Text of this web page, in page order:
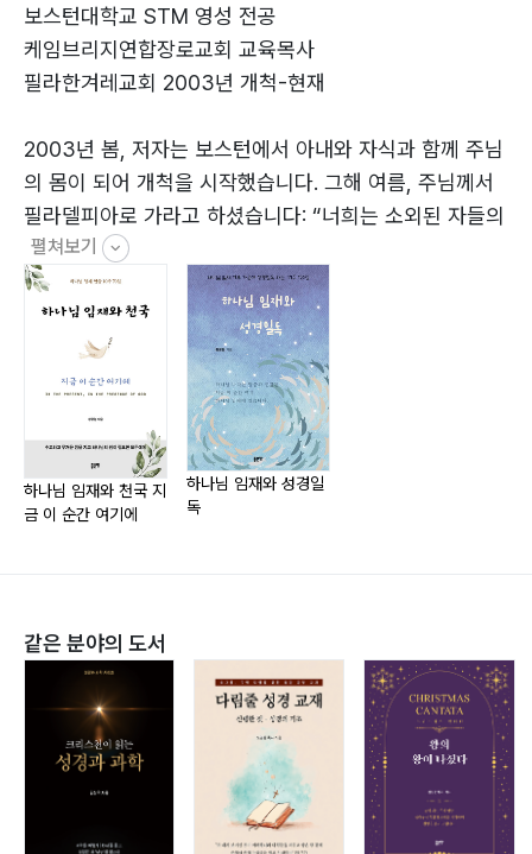
체)과 이 세상의 보이는 것들에 제한되지 않고 완전한 안
식이 있는 지금 이 순간 여기의 천국에서 존재합니다. 우
리는 지금 이 순간 여기에 영원히 현존하시는 하나님 생명
절대안식을 온전히 누립니다.
10주 차 ‌지금 이 순간 여기서 새 하늘과 새 땅을 믿음의
실상으로 간직하고 사는 삶 179
나가면서 198
보스턴대학교 STM 영성 전공
케임브리지연합장로교회 교육목사
필라한겨레교회 2003년 개척-현재
2003년 봄, 저자는 보스턴에서 아내와 자식과 함께 주님
의 몸이 되어 개척을 시작했습니다. 그해 여름, 주님께서
필라델피아로 가라고 하셨습니다: “너희는 소외된 자들의
벗이 되어 그들을 나에게로 인도하여라. 그곳은 너희가 나
에게 큰 순종을 보일 수 있는 곳이다.” 소외된 목사 부부
모습 그대로를 늘 존귀하게 대하시던 주님께서 이제는 붙
여주는 영혼들에게 그렇게 대하며 섬기라고 하신 것입니
다. 한 달란트를 받았지만 땅에 묻지 않고 순종했습니다.
서툴고 때로는 어리석기까지 한 지난 20년의 목회였지만,
주님께서는 순종하는 저자를 토기장이의 원하심을 따라
빚으셨습니다.
예수 그리스도를 향한 열정과 예수님을 기쁘시게 하는 교
즉, 죄 용서를 누리고 예수 그리스도의 영 안에 있는 영혼
의 거처에서 안식을 찾는 것입니다.
펼쳐보기
하나님 임재와 천국 지
금 이 순간 여기에
하나님 임재와 성경일
독
같은 분야의 도서